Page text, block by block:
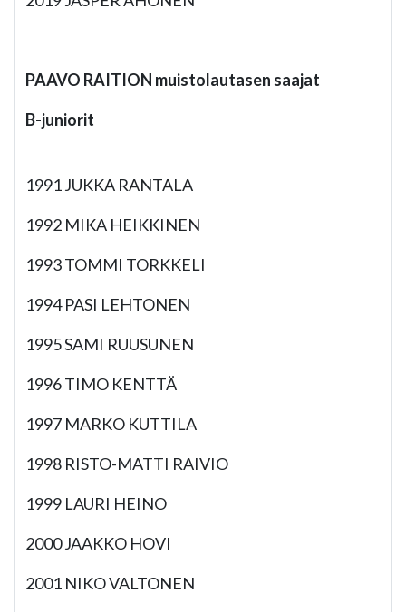
PAAVO RAITION muistolautasen saajat
B-juniorit
1991 JUKKA RANTALA
1992 MIKA HEIKKINEN
1993 TOMMI TORKKELI
1994 PASI LEHTONEN
1995 SAMI RUUSUNEN
1996 TIMO KENTTÄ
1997 MARKO KUTTILA
1998 RISTO-MATTI RAIVIO
1999 LAURI HEINO
2000 JAAKKO HOVI
2001 NIKO VALTONEN